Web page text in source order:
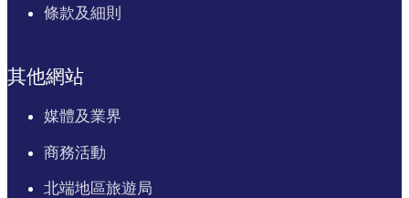
條款及細則
其他網站
媒體及業界
商務活動
北端地區旅遊局